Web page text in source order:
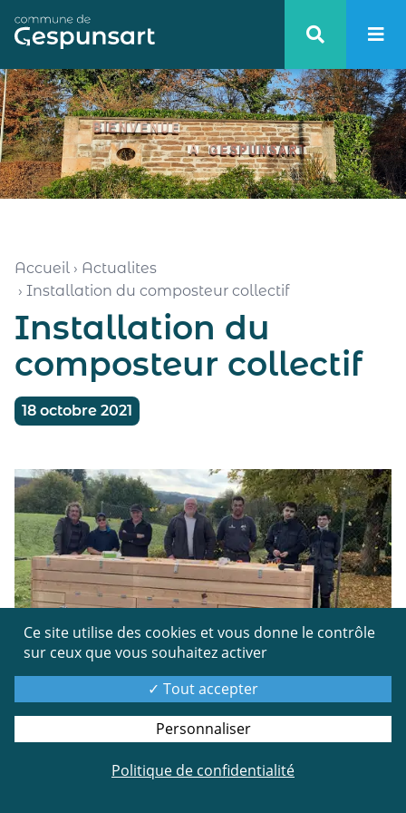
Haut de page
Accueil › Actualites
› Installation du composteur collectif
Installation du
composteur collectif
18 octobre 2021
ENVIRONNEMENT
Dans le cadre de l’opération « Avec Ardenne
Métropole, jetons moins, trions ce qu’il reste », la
commune a fait installer ce 19 octobre le composteur
collectif, près de la déchetterie.
Ce site utilise des cookies et vous donne le contrôle
sur ceux que vous souhaitez activer
Tout accepter
Personnaliser
Politique de confidentialité